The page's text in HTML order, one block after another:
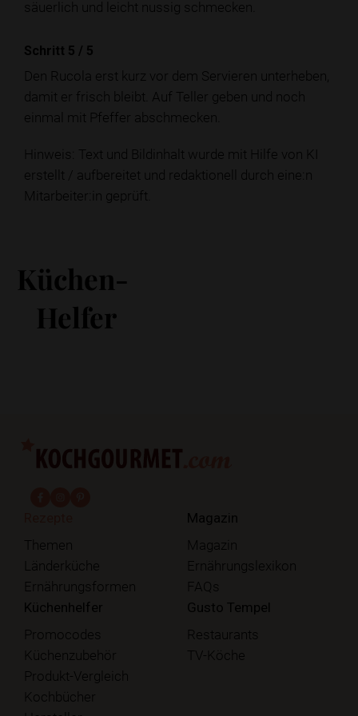
säuerlich und leicht nussig schmecken.
Schritt 5 / 5
Den Rucola erst kurz vor dem Servieren unterheben,
damit er frisch bleibt. Auf Teller geben und noch
einmal mit Pfeffer abschmecken.
Hinweis: Text und Bildinhalt wurde mit Hilfe von KI
erstellt / aufbereitet und redaktionell durch eine:n
Mitarbeiter:in geprüft.
Küchen-
Helfer
Themen
Länderküche
Ernährungsformen
Magazin
Magazin
Ernährungslexikon
FAQs
Küchenhelfer
Promocodes
Küchenzubehör
Produkt-Vergleich
Kochbücher
Gusto Tempel
Restaurants
TV-Köche